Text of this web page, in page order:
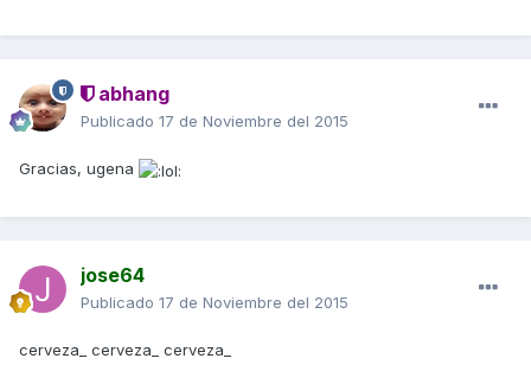
abhang
Publicado 17 de Noviembre del 2015
Gracias, ugena
jose64
Publicado 17 de Noviembre del 2015
cerveza_ cerveza_ cerveza_